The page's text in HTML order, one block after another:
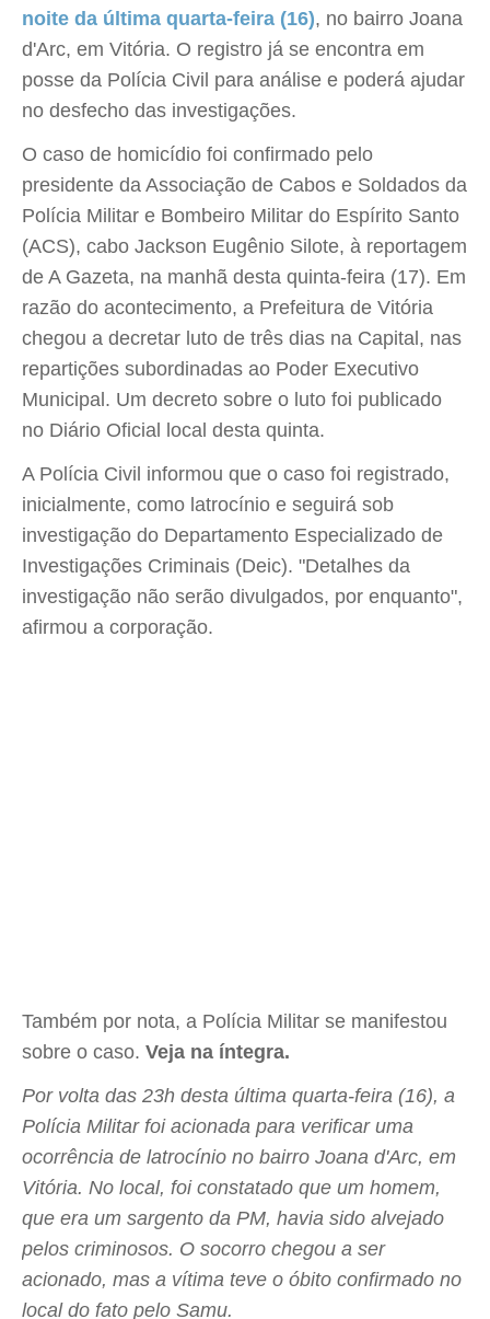
noite da última quarta-feira (16), no bairro Joana
d'Arc, em Vitória. O registro já se encontra em
posse da Polícia Civil para análise e poderá ajudar
no desfecho das investigações.
O caso de homicídio foi confirmado pelo
presidente da Associação de Cabos e Soldados da
Polícia Militar e Bombeiro Militar do Espírito Santo
(ACS), cabo Jackson Eugênio Silote, à reportagem
de A Gazeta, na manhã desta quinta-feira (17). Em
razão do acontecimento, a Prefeitura de Vitória
chegou a decretar luto de três dias na Capital, nas
repartições subordinadas ao Poder Executivo
Municipal. Um decreto sobre o luto foi publicado
no Diário Oficial local desta quinta.
A Polícia Civil informou que o caso foi registrado,
inicialmente, como latrocínio e seguirá sob
investigação do Departamento Especializado de
Investigações Criminais (Deic). "Detalhes da
investigação não serão divulgados, por enquanto",
afirmou a corporação.
Também por nota, a Polícia Militar se manifestou
sobre o caso. Veja na íntegra.
Por volta das 23h desta última quarta-feira (16), a
Polícia Militar foi acionada para verificar uma
ocorrência de latrocínio no bairro Joana d'Arc, em
Vitória. No local, foi constatado que um homem,
que era um sargento da PM, havia sido alvejado
pelos criminosos. O socorro chegou a ser
acionado, mas a vítima teve o óbito confirmado no
local do fato pelo Samu.